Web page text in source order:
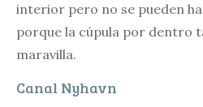
interior pero no se pueden
porque la cúpula por dentro
maravilla.
Canal Nyhavn